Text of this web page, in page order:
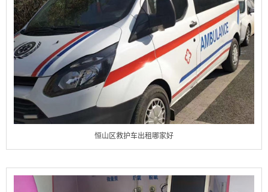
恒山区救护车出租哪家好